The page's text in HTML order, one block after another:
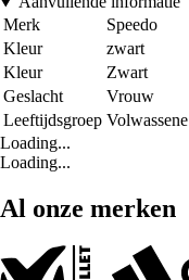
Merk
Speedo
Kleur
zwart
Kleur
Zwart
Geslacht
Vrouw
Leeftijdsgroep Volwassene
Loading...
Loading...
Al onze merken